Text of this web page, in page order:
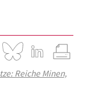
Reiche Minen,